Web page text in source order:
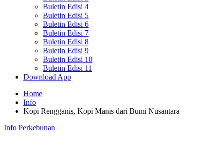
Buletin Edisi 4
Buletin Edisi 5
Buletin Edisi 6
Buletin Edisi 7
Buletin Edisi 8
Buletin Edisi 9
Buletin Edisi 10
Buletin Edisi 11
Download App
Home
Info
Kopi Rengganis, Kopi Manis dari Bumi Nusantara
Info Perkebunan